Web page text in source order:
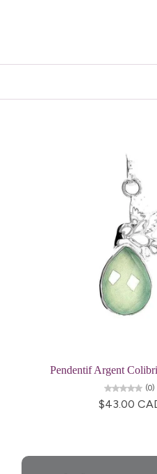
Pendentif Argent
(0)
$43.00